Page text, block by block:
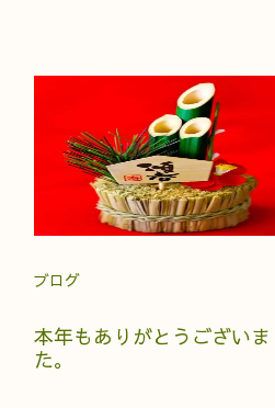
ブログ
本年もありがとうございま
た。